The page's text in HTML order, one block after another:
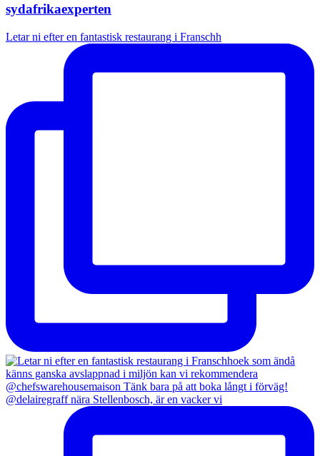
sydafrikaexperten
Letar ni efter en fantastisk restaurang i Franschh
@delairegraff nära Stellenbosch, är en vacker vi